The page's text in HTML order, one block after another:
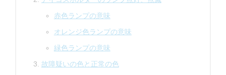
赤色ランプの意味
オレンジ色ランプの意味
緑色ランプの意味
故障疑いの色と正常の色